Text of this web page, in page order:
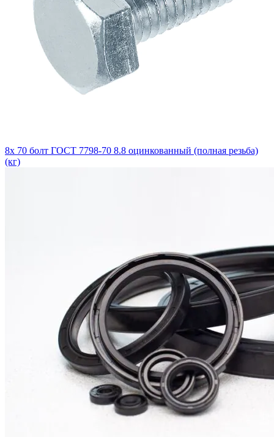
8х 70 болт ГОСТ 7798-70 8.8 оцинкованный (полная резьба)
(кг)